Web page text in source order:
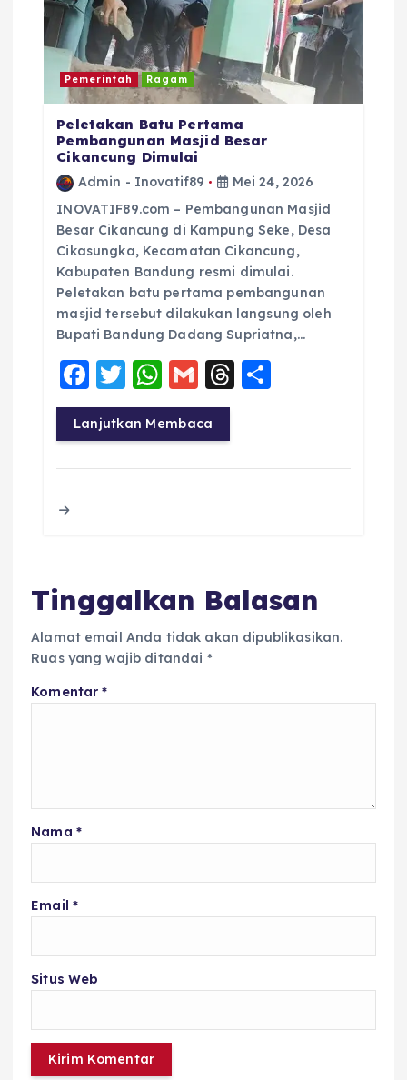
Pemerintah Ragam
Peletakan Batu Pertama
Pembangunan Masjid Besar
Cikancung Dimulai
Admin - Inovatif89
Mei 24, 2026
INOVATIF89.com – Pembangunan Masjid
Besar Cikancung di Kampung Seke, Desa
Cikasungka, Kecamatan Cikancung,
Kabupaten Bandung resmi dimulai.
Peletakan batu pertama pembangunan
masjid tersebut dilakukan langsung oleh
Bupati Bandung Dadang Supriatna,…
F
a
c
e
T
w
it
te
W
h
a
ts
G
m
ai
l
T
a re
Lanjutkan Membaca
Tinggalkan Balasan
Alamat email Anda tidak akan dipublikasikan.
Ruas yang wajib ditandai *
Komentar*
Nama *
Email *
Situs Web